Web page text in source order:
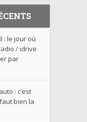
: le jour où
/ idrive
par
: c’est
bien la